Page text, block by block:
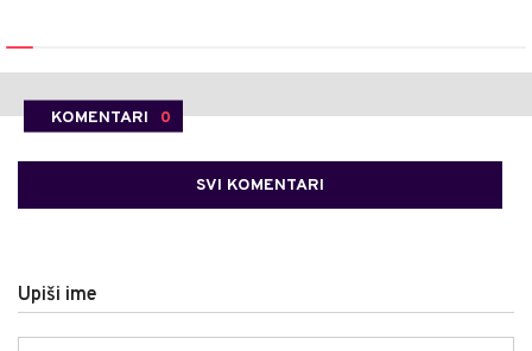
KOMENTARI 0
SVI KOMENTARI
Upiši ime